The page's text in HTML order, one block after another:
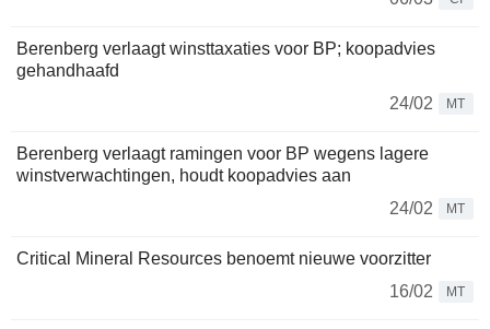
Berenberg verlaagt winsttaxaties voor BP; koopadvies
gehandhaafd
24/02
MT
Berenberg verlaagt ramingen voor BP wegens lagere
winstverwachtingen, houdt koopadvies aan
24/02
MT
Critical Mineral Resources benoemt nieuwe voorzitter
16/02
MT